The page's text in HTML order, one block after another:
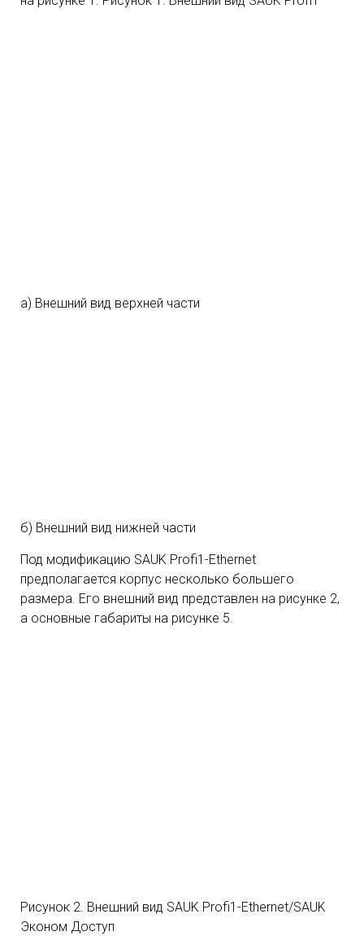
а) Внешний вид верхней части
б) Внешний вид нижней части
Под модификацию SAUK Profi1-Ethernet
предполагается корпус несколько большего
размера. Его внешний вид представлен на рисунке 2,
а основные габариты на рисунке 5.
Рисунок 2. Внешний вид SAUK Profi1-Ethernet/SAUK
Эконом Доступ